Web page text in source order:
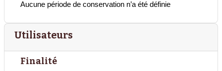
Aucune période de conservation n’a été définie
Utilisateurs
Finalité